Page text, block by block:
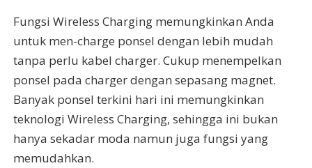
Fungsi Wireless Charging memungkinkan Anda
untuk men-charge ponsel dengan lebih mudah
tanpa perlu kabel charger. Cukup menempelkan
ponsel pada charger dengan sepasang magnet.
Banyak ponsel terkini hari ini memungkinkan
teknologi Wireless Charging, sehingga ini bukan
hanya sekadar moda namun juga fungsi yang
memudahkan.